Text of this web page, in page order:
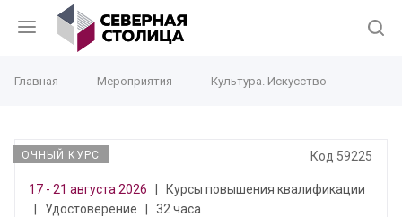
Главная Мероприятия Культура. Искусство
ОЧНЫЙ КУРС Код 59225
17 - 21 августа 2026
Курсы повышения квалификации
Удостоверение 32 часа